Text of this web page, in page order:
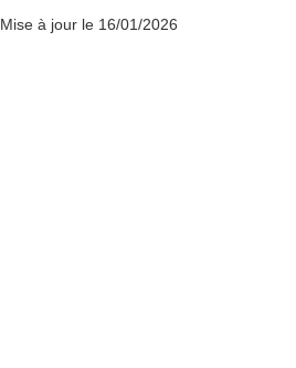
Mise à jour le 16/01/2026